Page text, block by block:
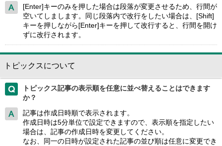
[Enter]キーのみを押した場合は段落が変更させるため、行間が
空いてしまします。同じ段落内で改行をしたい場合は、[Shift]
キーを押しながら[Enter]キーを押して改行すると、行間を開け
ずに改行されます。
トピックスについて
トピックス記事の表示順を任意に並べ替えることはできます
か？
記事は作成日時順で表示されます。
作成日時は5分単位で設定できますので、表示順を指定したい
場合は、記事の作成日時を変更してください。
なお、同一の日時が設定された記事の並び順は任意に変更でき